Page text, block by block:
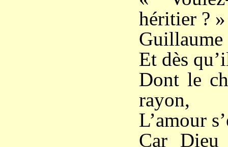
héritier ? »
Guillaume
Et dès
Dont le
rayon,
L’amour
Car